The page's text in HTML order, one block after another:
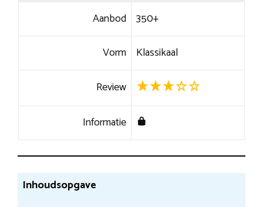
Aanbod 350+
Vorm Klassikaal
Review
Informatie
Inhoudsopgave